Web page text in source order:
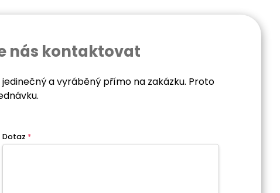
nás kontaktovat
a vyráběný přímo na zakázku. Proto
Dotaz *